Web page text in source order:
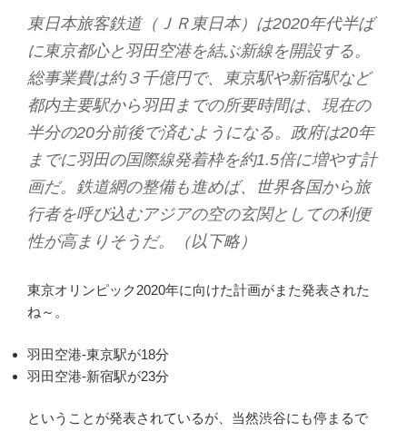
東日本旅客鉄道（ＪＲ東日本）は2020年代半ば
に東京都心と羽田空港を結ぶ新線を開設する。
総事業費は約３千億円で、東京駅や新宿駅など
都内主要駅から羽田までの所要時間は、現在の
半分の20分前後で済むようになる。政府は20年
までに羽田の国際線発着枠を約1.5倍に増やす計
画だ。鉄道網の整備も進めば、世界各国から旅
行者を呼び込むアジアの空の玄関としての利便
性が高まりそうだ。（以下略）
東京オリンピック2020年に向けた計画がまた発表された
ね～。
羽田空港-東京駅が18分
羽田空港-新宿駅が23分
ということが発表されているが、当然渋谷にも停まるで